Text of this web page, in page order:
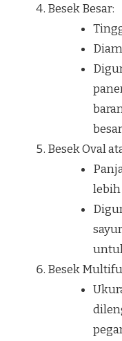
Besek Besar:
Besek Oval
lebih
Besek